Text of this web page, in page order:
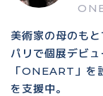
美術家の母のも
パリで個展デビ
「ONEART」を
を支援中。